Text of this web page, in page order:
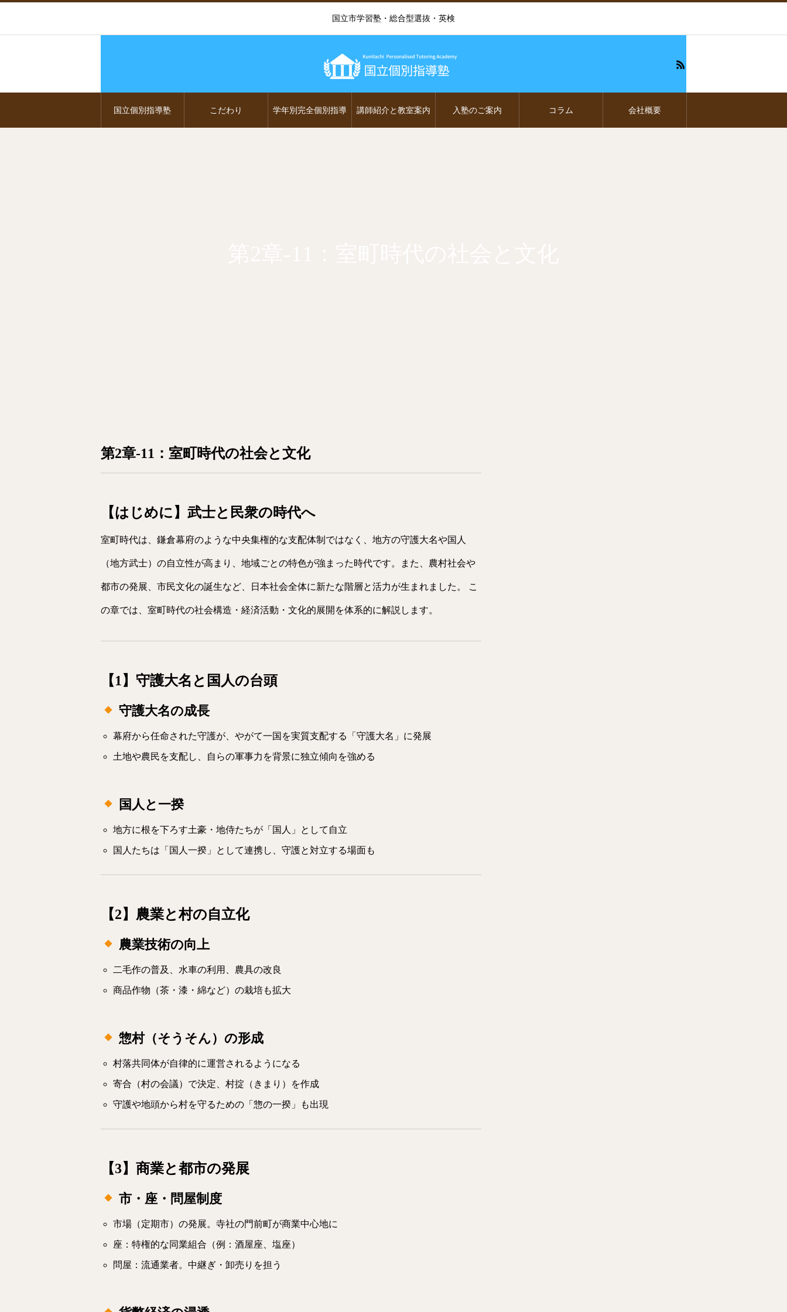
国立市学習塾・総合型選抜・英検
国立個別指導塾 こだわり 学年別完全個別指導 講師紹介と教室案内 入塾のご案内 コラム 会社概要
第2章-11：室町時代の社会と文化
【はじめに】武士と民衆の時代へ
室町時代は、鎌倉幕府のような中央集権的な支配体制ではなく、地方の守護大名や国人
（地方武士）の自立性が高まり、地域ごとの特色が強まった時代です。また、農村社会や
都市の発展、市民文化の誕生など、日本社会全体に新たな階層と活力が生まれました。 こ
の章では、室町時代の社会構造・経済活動・文化的展開を体系的に解説します。
【1】守護大名と国人の台頭
守護大名の成長
幕府から任命された守護が、やがて一国を実質支配する「守護大名」に発展
土地や農民を支配し、自らの軍事力を背景に独立傾向を強める
国人と一揆
地方に根を下ろす土豪・地侍たちが「国人」として自立
国人たちは「国人一揆」として連携し、守護と対立する場面も
【2】農業と村の自立化
農業技術の向上
二毛作の普及、水車の利用、農具の改良
商品作物（茶・漆・綿など）の栽培も拡大
惣村（そうそん）の形成
村落共同体が自律的に運営されるようになる
寄合（村の会議）で決定、村掟（きまり）を作成
守護や地頭から村を守るための「惣の一揆」も出現
【3】商業と都市の発展
市・座・問屋制度
市場（定期市）の発展。寺社の門前町が商業中心地に
座：特権的な同業組合（例：酒屋座、塩座）
問屋：流通業者。中継ぎ・卸売りを担う